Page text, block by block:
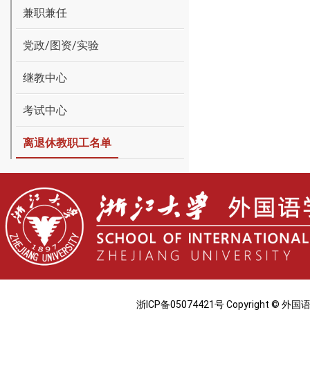
兼职兼任
党政/图资/实验
继教中心
考试中心
离退休教职工名单
浙ICP备05074421号 Copyright © 外国